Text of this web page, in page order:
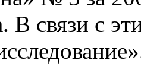
В связи с